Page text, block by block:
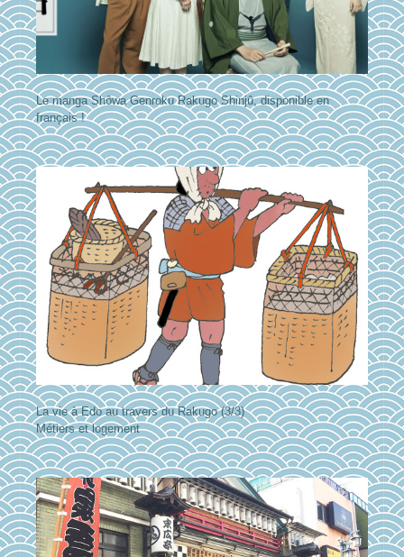
Le manga Shôwa Genroku Rakugo Shinjû, disponible en
français !
La vie à Edo au travers du Rakugo (3/3)
Métiers et logement